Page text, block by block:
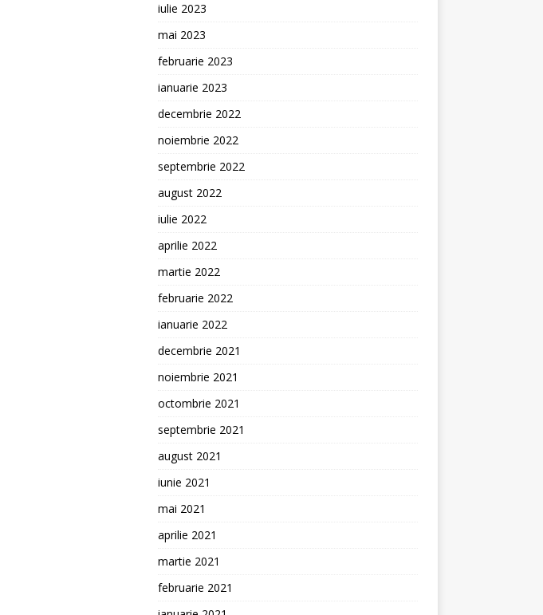
iulie 2023
mai 2023
februarie 2023
ianuarie 2023
decembrie 2022
noiembrie 2022
septembrie 2022
august 2022
iulie 2022
aprilie 2022
martie 2022
februarie 2022
ianuarie 2022
decembrie 2021
noiembrie 2021
octombrie 2021
septembrie 2021
august 2021
iunie 2021
mai 2021
aprilie 2021
martie 2021
februarie 2021